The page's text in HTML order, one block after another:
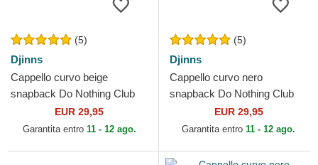
(5)
Djinns
Cappello curvo beige
snapback Do Nothing Club
HFT DNC Sloth di Djinns
EUR 29,95
Garantita entro 11 - 12 ago.
(5)
Djinns
Cappello curvo nero
snapback Do Nothing Club
HFT DNC 30th di Djinns
EUR 29,95
Garantita entro 11 - 12 ago.